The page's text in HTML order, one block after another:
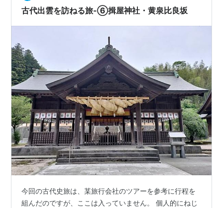
祀られている神社です。 素戔嗚命は先ほど話題に挙げ
古代出雲を訪ねる旅-⑥揖屋神社・黄泉比良坂
今回の古代史旅は、某旅行会社のツアーを参考に行程を
組んだのですが、ここは入っていません。 個人的にねじ